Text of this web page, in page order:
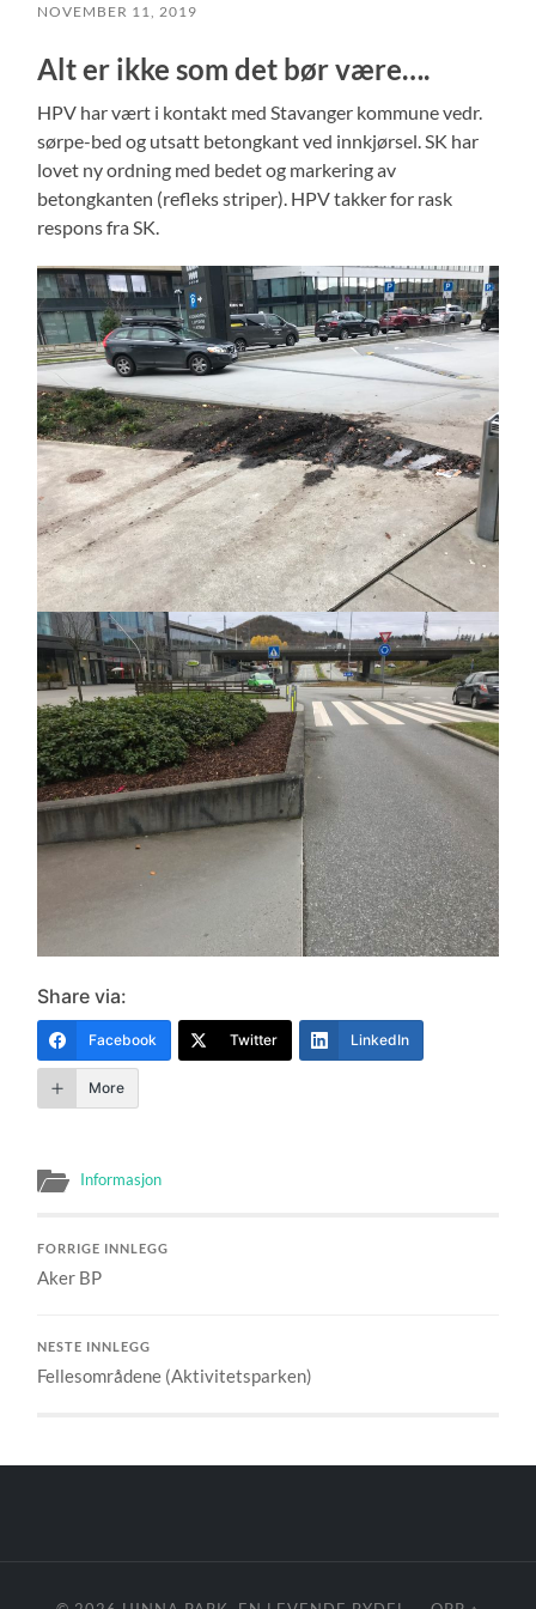
NOVEMBER 11, 2019
Alt er ikke som det bør være….
HPV har vært i kontakt med Stavanger kommune vedr.
sørpe-bed og utsatt betongkant ved innkjørsel. SK har
lovet ny ordning med bedet og markering av
betongkanten (refleks striper). HPV takker for rask
respons fra SK.
Share via:
Facebook Twitter LinkedIn
More
Informasjon
FORRIGE INNLEGG
Aker BP
NESTE INNLEGG
Fellesområdene (Aktivitetsparken)